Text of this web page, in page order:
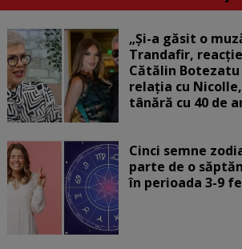
„Și-a găsit o
Trandafir,
Cătălin
relația cu
tânără cu 40 de
Cinci semne
parte de o
în perioada 3-9